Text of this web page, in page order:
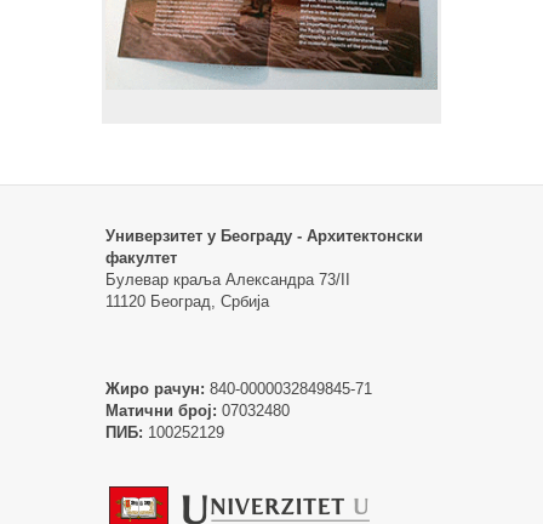
Универзитет у Београду - Архитектонски
факултет
Булевар краља Александра 73/II
11120 Београд, Србија
Жиро рачун: 840-0000032849845-71
Матични број: 07032480
ПИБ: 100252129